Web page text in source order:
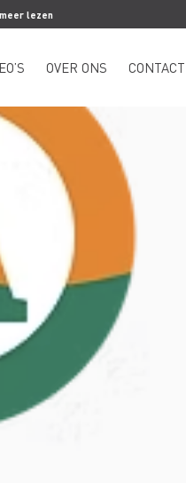
meer lezen
OVER ONS CONTACT